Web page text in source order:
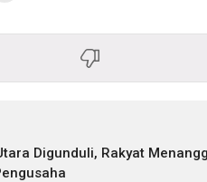
Digunduli, Rakyat